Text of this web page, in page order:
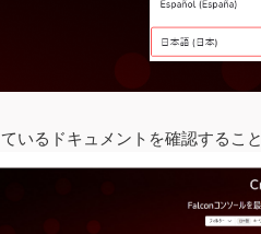
いるドキュメントを確認すること